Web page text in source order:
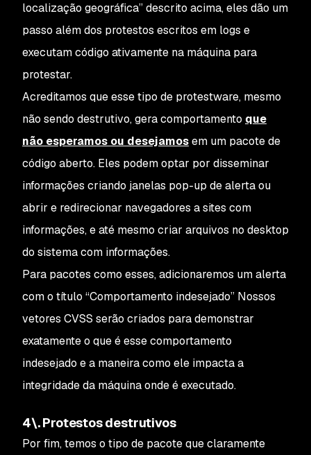
localização geográfica” descrito acima, eles dão um
passo além dos protestos escritos em logs e
executam código ativamente na máquina para
protestar.
Acreditamos que esse tipo de protestware, mesmo
não sendo destrutivo, gera comportamento que
não esperamos ou desejamosem um pacote de
código aberto. Eles podem optar por disseminar
informações criando janelas pop-up de alerta ou
abrir e redirecionar navegadores a sites com
informações, e até mesmo criar arquivos no desktop
do sistema com informações.
Para pacotes como esses, adicionaremos um alerta
com o título “Comportamento indesejado” Nossos
vetores CVSS serão criados para demonstrar
exatamente o que é esse comportamento
indesejado e a maneira como ele impacta a
integridade da máquina onde é executado.
4\. Protestos destrutivos
Por fim, temos o tipo de pacote que claramente